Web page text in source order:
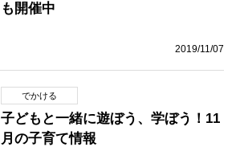
も開催中
2019/11/07
でかける
子どもと一緒に遊ぼう、学ぼう！11
月の子育て情報